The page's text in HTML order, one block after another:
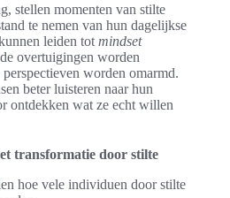
stellen momenten van stilte
te nemen van hun dagelijkse
leiden tot mindset
overtuigingen worden
worden omarmd.
beter luisteren naar hun
ontdekken wat ze echt willen
transformatie door stilte
hoe vele individuen door stilte